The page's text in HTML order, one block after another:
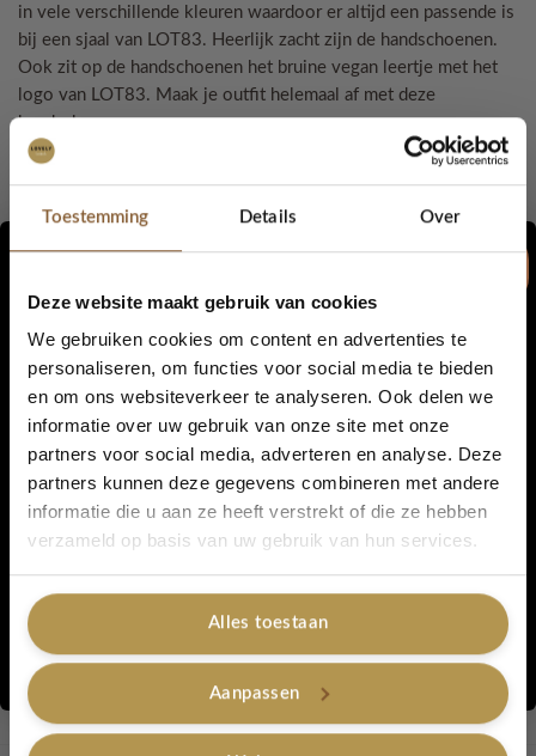
Toestemming Details Over
Deze website maakt gebruik van cookies
We gebruiken cookies om content en advertenties te
personaliseren, om functies voor social media te bieden
en om ons websiteverkeer te analyseren. Ook delen we
informatie over uw gebruik van onze site met onze
partners voor social media, adverteren en analyse. Deze
partners kunnen deze gegevens combineren met andere
informatie die u aan ze heeft verstrekt of die ze hebben
verzameld op basis van uw gebruik van hun services.
Alles toestaan
Aanpassen
in vele verschillende kleuren waardoor er altijd een passende is
bij een sjaal van LOT83. Heerlijk zacht zijn de handschoenen.
Ook zit op de handschoenen het bruine vegan leertje met het
logo van LOT83. Maak je outfit helemaal af met deze
handschoenen.
verschillende kleuren verkrijgbaar
Maat:one size
Materiaal : 38% katoen, 32% acryl, 30% polyester
Wasvoorschrift:
Categorieën: Lot 83 - tassen - shawls - 50% korting,Lovely Sale,
Handschoenen,Handschoenen -20% korting
5% korting...
Ja, graag!
Nee, bedankt